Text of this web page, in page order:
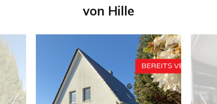
von Hille